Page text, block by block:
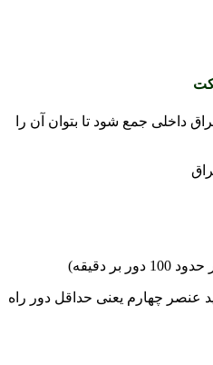
داخلی جمع شود تا بتوان آن را
عنصر چهارم یعنی حداقل دور راه